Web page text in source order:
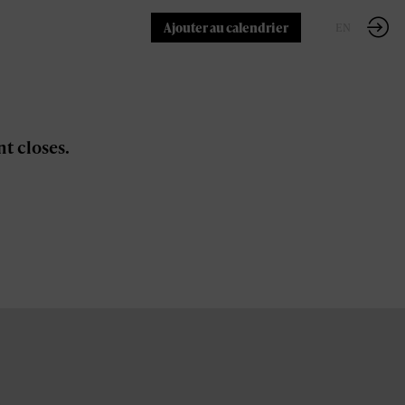
Ajouter au calendrier
closes.